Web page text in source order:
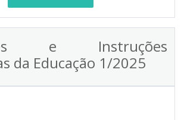
e Instruções
da Educação 1/2025